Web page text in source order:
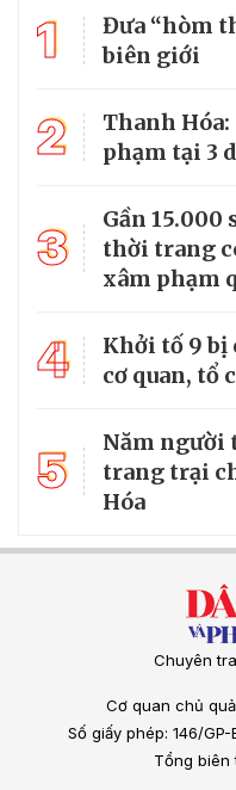
1
Đưa “hòm
biên giới
2
Thanh
phạm tại 3
3
Gần 15.000
thời trang
xâm phạm
4
Khởi tố 9 bị
cơ quan, tổ
5
Năm người
trang trại
Hóa
Chuyên
Cơ quan chủ
Số giấy phép: 146/
Tổng biên